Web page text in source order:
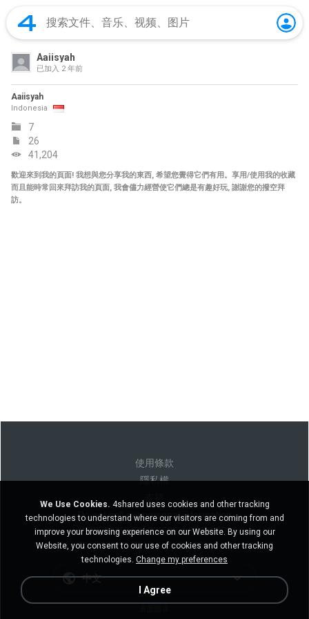
Aaiisyah
已加入 2 年前
Aaiisyah
Indonesia
7
26
41,204
歡迎來到我的頁面! 我想與您分享我的東西, 希望您覺得它們有用。享用/使用我的收藏
而且能時常回來拜訪我的頁面, 我會儘力經營使它們總是有趣好玩, 謝謝您的撥空拜
訪。
使用條款
隱私權
Do not sell my personal information
Do not share my personal information
中文
We Use Cookies. 4shared uses cookies and other tracking
technologies to understand where our visitors are coming from and
improve your browsing experience on our Website. By using our
Website, you consent to our use of cookies and other tracking
technologies. Change my preferences
I Agree